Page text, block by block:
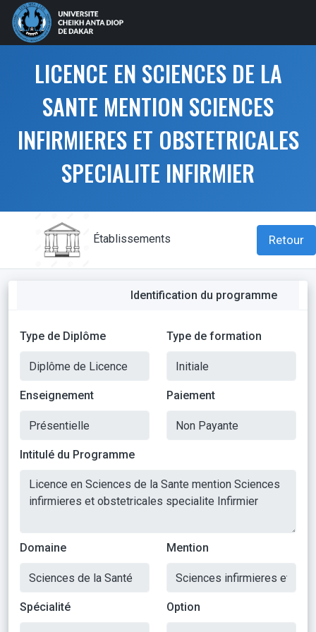
LICENCE EN SCIENCES DE LA
SANTE MENTION SCIENCES
INFIRMIERES ET OBSTETRICALES
SPECIALITE INFIRMIER
Établissements Retour
Identification du programme
Type de Diplôme Type de formation
Enseignement Paiement
Intitulé du Programme
Domaine Mention
Spécialité Option